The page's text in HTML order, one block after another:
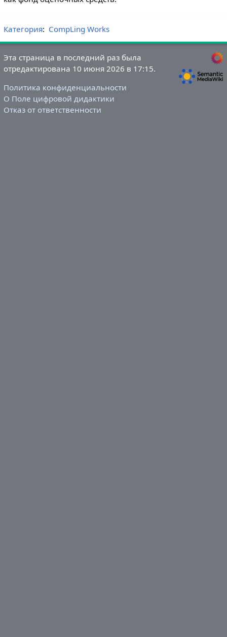
Категория: CompLing Works
Эта страница в последний раз была
отредактирована 10 июня 2026 в 17:15.
Политика конфиденциальности
О Поле цифровой дидактики
Отказ от ответственности